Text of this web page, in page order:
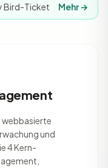
Bird-Ticket Mehr →
webbasierte
und
4 Kern-